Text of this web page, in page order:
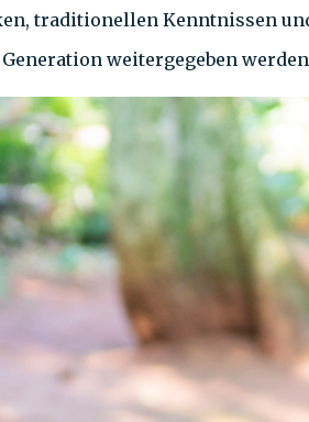
traditionellen Kenntnissen
weitergegeben